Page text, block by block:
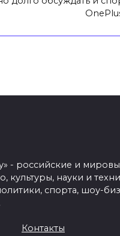
- российские и
культуры, науки и
спорта, шоу-
Контакты